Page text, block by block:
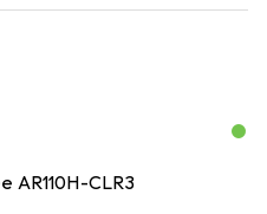
AR110H-CLR3